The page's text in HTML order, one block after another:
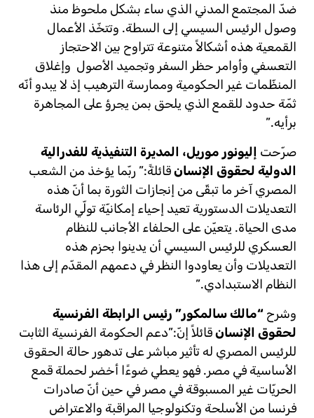
ضدّ المجتمع المدني الذي ساء بشكل ملحوظ منذ
وصول الرئيس السيسي إلى السطة. وتتخّذ الأعمال
القمعية هذه أشكالاً متنوعة تتراوح بين الاحتجاز
التعسفي وأوامر حظر السفر وتجميد الأصول وإغلاق
المنظّمات غير الحكومية وممارسة الترهيب إذ لا يبدو أنّه
ثمّة حدود للقمع الذي يلحق بمن يجرؤ على المجاهرة
برأيه.”
صرّحت إليونور موريل، المديرة التنفيذية للفدرالية
الدولية لحقوق الإنسانقائلةً:” ربّما يؤخذ من الشعب
المصري آخر ما تبقّى من إنجازات الثورة بما أنّ هذه
التعديلات الدستورية تعيد إحياء إمكانيّة تولّي الرئاسة
مدى الحياة. يتعيّن على الحلفاء الأجانب للنظام
العسكري للرئيس السيسي أن يدينوا بحزم هذه
التعديلات وأن يعاودوا النظر في دعمهم المقدّم إلى هذا
النظام الاستبدادي.”
وشرح “مالك سالمكور” رئيس الرابطة الفرنسية
لحقوق الإنسانقائلاً إنّ:”دعم الحكومة الفرنسية الثابت
للرئيس المصري له تأثير مباشر على تدهور حالة الحقوق
الأساسية في مصر. فهو يعطي ضوءًا أخضر لحملة قمع
الحريّات غير المسبوقة في مصر في حين أنّ صادرات
فرنسا من الأسلحة وتكنولوجيا المراقبة والاعتراض